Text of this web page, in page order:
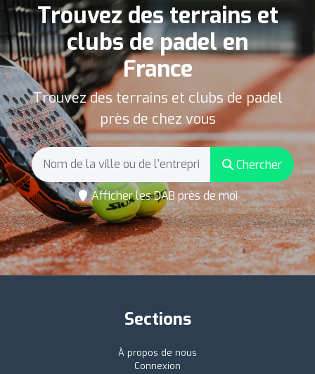
Trouvez des terrains et
clubs de padel en
France
Trouvez des terrains et clubs de padel
près de chez vous
Chercher
Afficher les DAB près de moi
Sections
À propos de nous
Connexion